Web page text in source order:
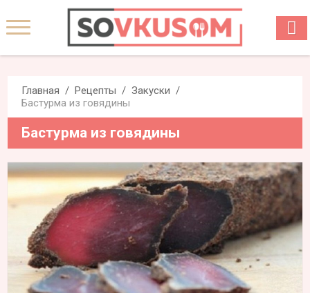
Главная Рецепты
Закуски
Бастурма из говядины
Бастурма из говядины